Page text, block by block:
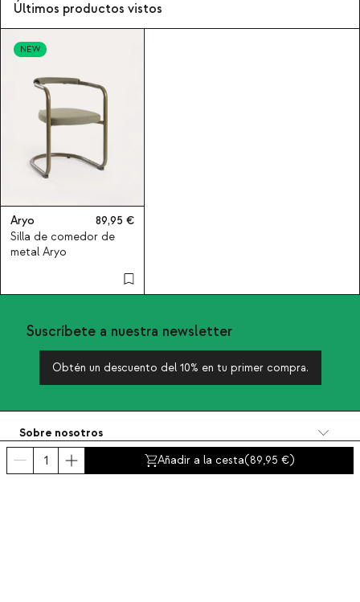
Añadir a la cesta(89,95 )
Últimos productos vistos
NEW
Aryo
89,95
Silla de comedor de
metal Aryo
Suscríbete a nuestra newsletter
Obtén un descuento del 10% en tu primer compra.
Sobre nosotros
Categorías
Contacto y ayuda